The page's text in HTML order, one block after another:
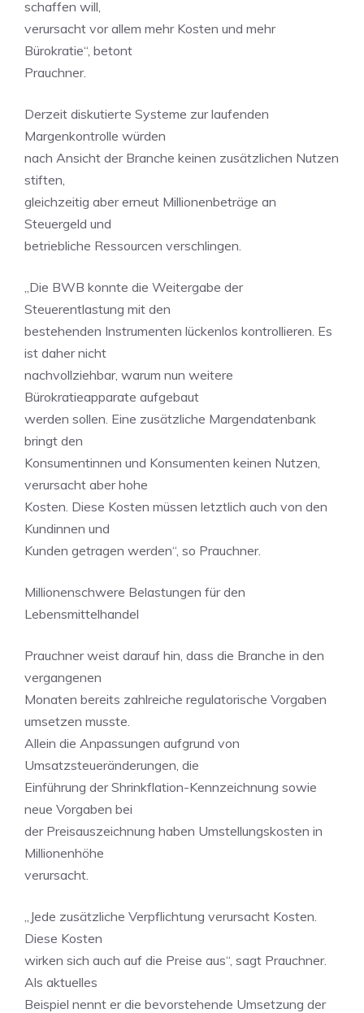
schaffen will,
verursacht vor allem mehr Kosten und mehr
Bürokratie“, betont
Prauchner.
Derzeit diskutierte Systeme zur laufenden
Margenkontrolle würden
nach Ansicht der Branche keinen zusätzlichen Nutzen
stiften,
gleichzeitig aber erneut Millionenbeträge an
Steuergeld und
betriebliche Ressourcen verschlingen.
„Die BWB konnte die Weitergabe der
Steuerentlastung mit den
bestehenden Instrumenten lückenlos kontrollieren. Es
ist daher nicht
nachvollziehbar, warum nun weitere
Bürokratieapparate aufgebaut
werden sollen. Eine zusätzliche Margendatenbank
bringt den
Konsumentinnen und Konsumenten keinen Nutzen,
verursacht aber hohe
Kosten. Diese Kosten müssen letztlich auch von den
Kundinnen und
Kunden getragen werden“, so Prauchner.
Millionenschwere Belastungen für den
Lebensmittelhandel
Prauchner weist darauf hin, dass die Branche in den
vergangenen
Monaten bereits zahlreiche regulatorische Vorgaben
umsetzen musste.
Allein die Anpassungen aufgrund von
Umsatzsteueränderungen, die
Einführung der Shrinkflation-Kennzeichnung sowie
neue Vorgaben bei
der Preisauszeichnung haben Umstellungskosten in
Millionenhöhe
verursacht.
„Jede zusätzliche Verpflichtung verursacht Kosten.
Diese Kosten
wirken sich auch auf die Preise aus“, sagt Prauchner.
Als aktuelles
Beispiel nennt er die bevorstehende Umsetzung der